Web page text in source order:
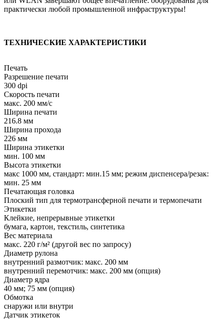
практически любой промышленной инфраструктуры!
ТЕХНИЧЕСКИЕ ХАРАКТЕРИСТИКИ
Печать
Разрешение печати
300 dpi
Скорость печати
макс. 200 мм/с
Ширина печати
216.8 мм
Ширина прохода
226 мм
Ширина этикетки
мин. 100 мм
Высота этикетки
макс 1000 мм, стандарт: мин.15 мм; режим диспенсера/резак:
мин. 25 мм
Печатающая головка
Плоский тип для термотрансферной печати и термопечати
Этикетки
Клейкие, непрерывные этикетки
бумага, картон, текстиль, синтетика
Вес материала
макс. 220 г/м² (другой вес по запросу)
Диаметр рулона
внутренний размотчик: макс. 200 мм
внутренний перемотчик: макс. 200 мм (опция)
Диаметр ядра
40 мм; 75 мм (опция)
Обмотка
снаружи или внутри
Датчик этикеток